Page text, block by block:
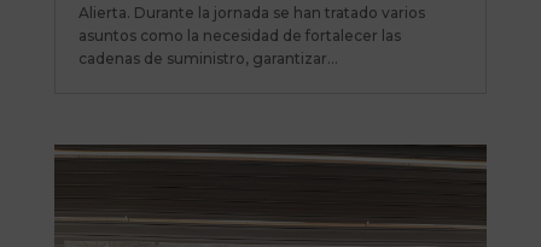
Alierta. Durante la jornada se han tratado varios
asuntos como la necesidad de fortalecer las
cadenas de suministro, garantizar...